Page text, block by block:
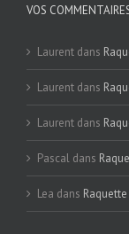
VOS
Laurent dans
Laurent dans
Laurent dans
Pascal dans
Lea dans